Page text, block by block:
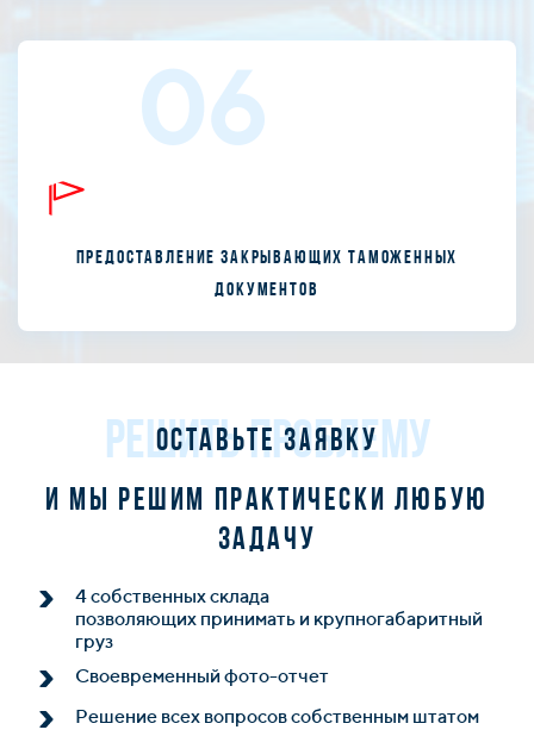
06
Предоставление закрывающих таможенных
документов
РЕШИТЬ ПРОБЛЕМУ
Оставьте заявку
и мы решим практически любую
задачу
4 собственных склада
позволяющих принимать и крупногабаритный
груз
Своевременный фото-отчет
Решение всех вопросов собственным штатом